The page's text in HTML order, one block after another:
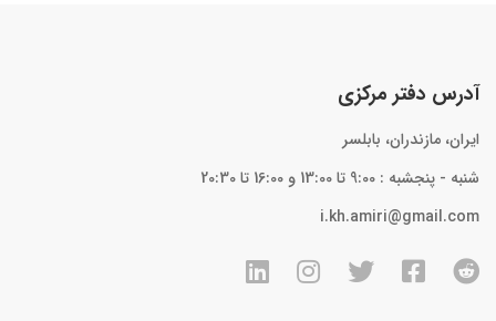
آدرس دفتر مرکزی
ایران، مازندران، بابلسر
شنبه - پنجشبه : 9:00 تا 13:00 و 16:00 تا 20:30
i.kh.amiri@gmail.com